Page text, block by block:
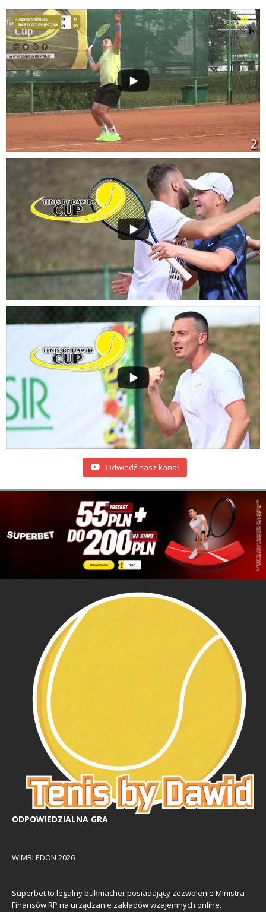
Odwiedź nasz kanał
ODPOWIEDZIALNA GRA
WIMBLEDON 2026
Superbet to legalny bukmacher posiadający zezwolenie Ministra
Finansów RP na urządzanie zakładów wzajemnych online.